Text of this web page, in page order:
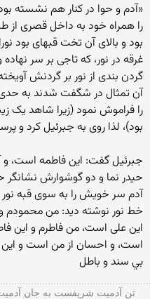
«آدم و حوا در کنار هم نشسته
را همراه خود به داخل قصرى از
بود و بالاى آن تخت قبه‏اى بود
غرقه در نور، که تاجى بر سر
گردن‏ بندى از نور بر گردنش
آن تمثال در شگفت شدند به
را فراموش نمود (زیرا شاهد یک
بود)، لذا روى به جبرئیل کرد و
جبرئیل گفت: این فاطمه است،
حیدر نما و دو گوشوارش
آدم سر خویش را به سوى قبه نور
خط نور نوشته دید: من
این على است، من فاطرم و
است، و احسان از من است و
بي سند و باطل
تن آدمیت شریفست به جان